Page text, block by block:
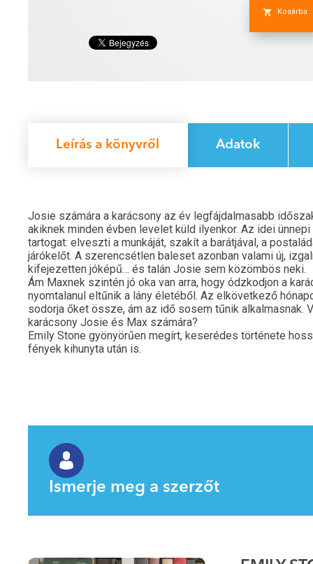
Kosárba
Leírás a könyvről Adatok
Josie számára a karácsony az év legfájdalmasabb
akiknek minden évben levelet küld ilyenkor. Az idei
tartogat: elveszti a munkáját, szakít a barátjával, a
járókelőt. A szerencsétlen baleset azonban valami új,
kifejezetten jóképű… és talán Josie sem közömbös neki.
Ám Maxnek szintén jó oka van arra, hogy ódzkodjon a
nyomtalanul eltűnik a lány életéből. Az elkövetkező
sodorja őket össze, ám az idő sosem tűnik alkalmasnak.
karácsony Josie és Max számára?
Emily Stone gyönyörűen megírt, keserédes története
fények kihunyta után is.
Ismerje meg a szerzőt